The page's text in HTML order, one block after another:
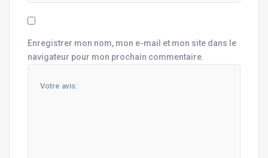
Enregistrer mon nom, mon e-mail et mon site dans le
navigateur pour mon prochain commentaire.